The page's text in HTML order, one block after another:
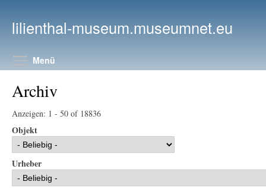
lilienthal-museum.museumnet.eu
Menü
Archiv
Anzeigen: 1 - 50 of 18836
Objekt
Urheber